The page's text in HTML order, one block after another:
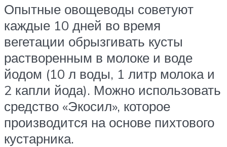
Опытные овощеводы советуют
каждые 10 дней во время
вегетации обрызгивать кусты
растворенным в молоке и воде
йодом (10 л воды, 1 литр молока и
2 капли йода). Можно использовать
средство «Экосил», которое
производится на основе пихтового
кустарника.